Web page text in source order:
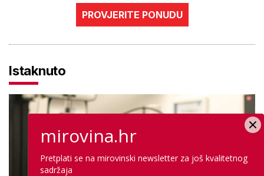
PROVJERITE PONUDU
Istaknuto
mirovina.hr
Pretplati se na mirovinski newsletter za još kvalitetnog
sadržaja